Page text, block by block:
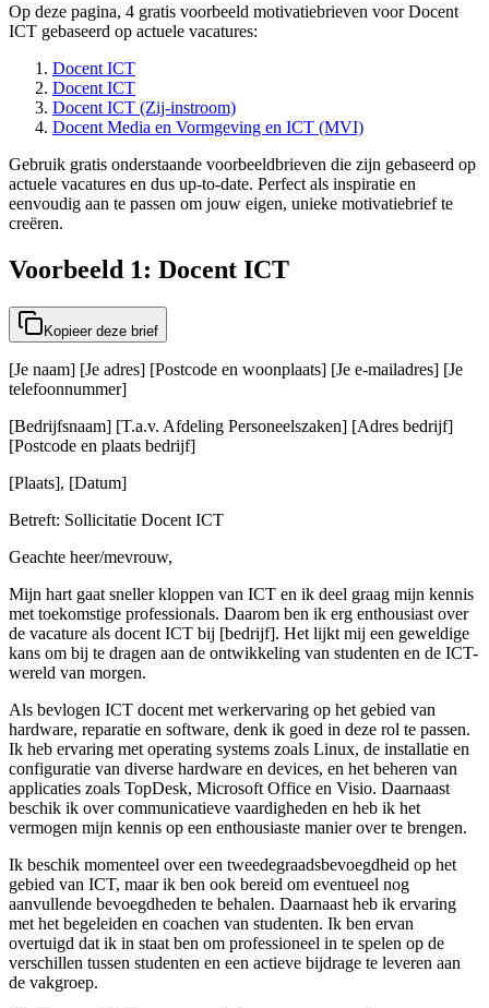
Op deze pagina, 4 gratis voorbeeld motivatiebrieven voor Docent
ICT gebaseerd op actuele vacatures:
Docent ICT
Docent ICT
Docent ICT (Zij-instroom)
Docent Media en Vormgeving en ICT (MVI)
Gebruik gratis onderstaande voorbeeldbrieven die zijn gebaseerd op
actuele vacatures en dus up-to-date. Perfect als inspiratie en
eenvoudig aan te passen om jouw eigen, unieke motivatiebrief te
creëren.
Voorbeeld 1: Docent ICT
Kopieer deze brief
[Je naam] [Je adres] [Postcode en woonplaats] [Je e-mailadres] [Je
telefoonnummer]
[Bedrijfsnaam] [T.a.v. Afdeling Personeelszaken] [Adres bedrijf]
[Postcode en plaats bedrijf]
[Plaats], [Datum]
Betreft: Sollicitatie Docent ICT
Geachte heer/mevrouw,
Mijn hart gaat sneller kloppen van ICT en ik deel graag mijn kennis
met toekomstige professionals. Daarom ben ik erg enthousiast over
de vacature als docent ICT bij [bedrijf]. Het lijkt mij een geweldige
kans om bij te dragen aan de ontwikkeling van studenten en de ICT-
wereld van morgen.
Als bevlogen ICT docent met werkervaring op het gebied van
hardware, reparatie en software, denk ik goed in deze rol te passen.
Ik heb ervaring met operating systems zoals Linux, de installatie en
configuratie van diverse hardware en devices, en het beheren van
applicaties zoals TopDesk, Microsoft Office en Visio. Daarnaast
beschik ik over communicatieve vaardigheden en heb ik het
vermogen mijn kennis op een enthousiaste manier over te brengen.
Ik beschik momenteel over een tweedegraadsbevoegdheid op het
gebied van ICT, maar ik ben ook bereid om eventueel nog
aanvullende bevoegdheden te behalen. Daarnaast heb ik ervaring
met het begeleiden en coachen van studenten. Ik ben ervan
overtuigd dat ik in staat ben om professioneel in te spelen op de
verschillen tussen studenten en een actieve bijdrage te leveren aan
de vakgroep.